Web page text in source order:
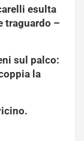
esulta
traguardo –
sul palco:
la